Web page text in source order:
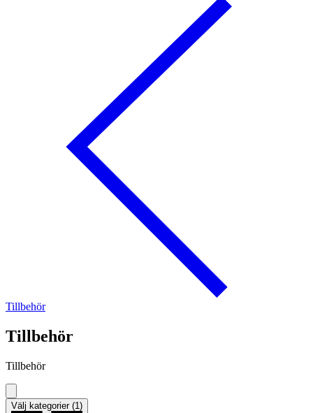
Tillbehör
Tillbehör
Tillbehör
Välj kategorier (1)